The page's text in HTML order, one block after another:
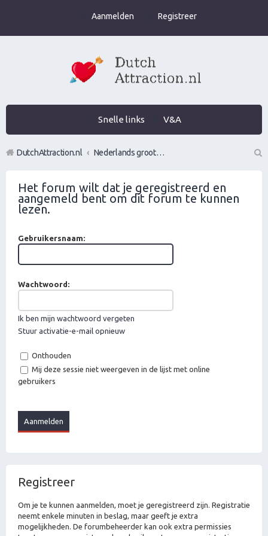
Aanmelden Registreer
Snelle links V&A
DutchAttraction.nl
Nederlands grootste Dutch Attraction, Lifestyle, Vrouwen versieren en Pick-Up (PUA) Forum
Het forum wilt dat je geregistreerd en
aangemeld bent om dit forum te kunnen
lezen.
Gebruikersnaam:
Wachtwoord:
Ik ben mijn wachtwoord vergeten
Stuur activatie-e-mail opnieuw
Onthouden
Mij deze sessie niet weergeven in de lijst met online
gebruikers
Registreer
Om je te kunnen aanmelden, moet je geregistreerd zijn. Registratie
neemt enkele minuten in beslag, maar geeft je extra
mogelijkheden. De forumbeheerder kan ook extra permissies